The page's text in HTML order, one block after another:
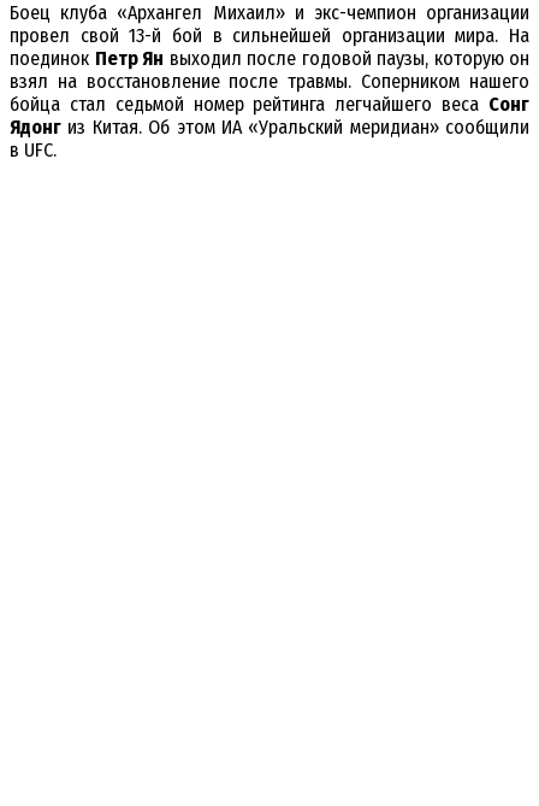
Боец клуба «Архангел Михаил» и экс-чемпион организации
провел свой 13-й бой в сильнейшей организации мира. На
поединок Петр Ян выходил после годовой паузы, которую он
взял на восстановление после травмы. Соперником нашего
бойца стал седьмой номер рейтинга легчайшего веса Сонг
Ядонг из Китая. Об этом ИА «Уральский меридиан» сообщили
в UFC.